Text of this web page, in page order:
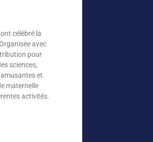
célébré la
avec
pour
sciences,
et
maternelle
activités.